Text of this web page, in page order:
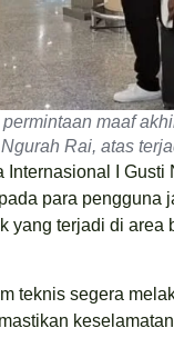
maaf
Ngurah Rai, atas
Internasional I
para pengguna
yang terjadi di area
teknis segera